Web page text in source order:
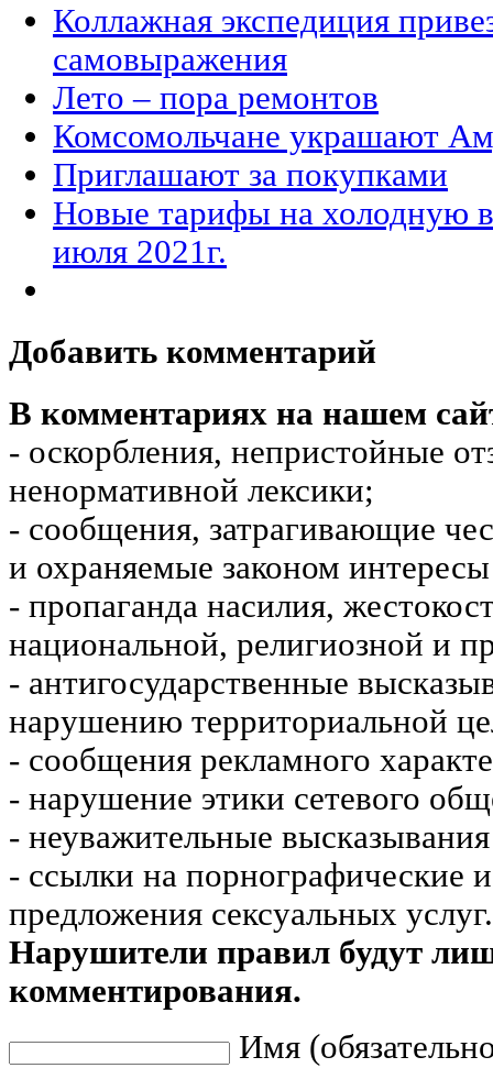
Коллажная экспедиция
самовыражения
Лето – пора ремонтов
Комсомольчане украшают
Приглашают за покупками
Новые тарифы на холодную
июля 2021г.
Добавить комментарий
В комментариях на нашем
- оскорбления, непристойные
ненормативной лексики;
- сообщения, затрагивающие
и охраняемые законом
- пропаганда насилия,
национальной, религиозной и
- антигосударственные
нарушению территориальной
- сообщения рекламного
- нарушение этики сетевого
- неуважительные
- ссылки на порнографические
предложения сексуальных услуг.
Нарушители правил будут
комментирования.
Имя